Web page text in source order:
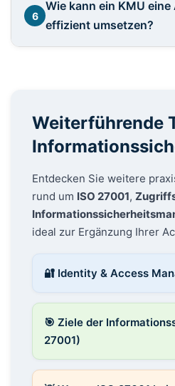
6
Wie kann ein KMU
effizient umsetzen?
Weiterführende
Entdecken Sie weitere
rund um ISO 27001,
ideal zur Ergänzung Ihrer
🔐 Identity & Access
🎯 Ziele der
27001)